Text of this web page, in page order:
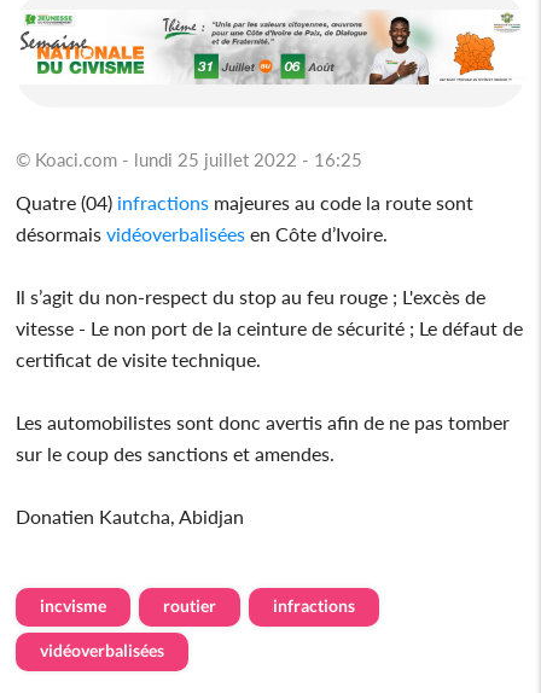
© Koaci.com - lundi 25 juillet 2022 - 16:25
Quatre (04) infractions majeures au code la route sont
désormaisvidéoverbalisées en Côte d’Ivoire.
Il s’agit du non-respect du stop au feu rouge ; L'excès de
vitesse - Le non port de la ceinture de sécurité ; Le défaut de
certificat de visite technique.
Les automobilistes sont donc avertis afin de ne pas tomber
sur le coup des sanctions et amendes.
Donatien Kautcha, Abidjan
incvisme routier infractions
vidéoverbalisées